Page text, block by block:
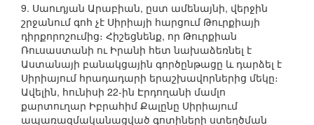
9. Սաուդյան Արաբիան, ըստ ամենայնի, վերջին
շրջանում գոհ չէ Սիրիայի հարցում Թուրքիայի
դիրքորոշումից։ Հիշեցնենք, որ Թուրքիան
Ռուսաստանի ու Իրանի հետ նախաձեռնել է
Աստանայի բանակցային գործընթացը և դարձել է
Սիրիայում հրադադարի երաշխավորներից մեկը։
Ավելին, հունիսի 22-ին Էրդողանի մամլո
քարտուղար Իբրահիմ Քալընը Սիրիայում
ապառազմականացված գոտիների ստեղծման